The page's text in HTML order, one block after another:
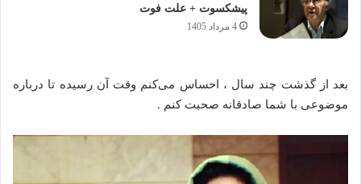
پیشکسوت + علت فوت
4 مرداد 1405
بعد از گذشت چند سال ، احساس می‌کنم وقت آن رسیده تا درباره
موضوعی با شما صادقانه صحبت کنم .